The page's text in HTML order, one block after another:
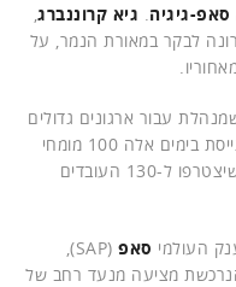
סאפ-גיגיה גיא קרוננברג
לבקר במאורת הנמר, על
עבור ארגונים גדולים
את פרופילי הגולשים שלהם. החברה מגייסת בימים אלה 100 מומחי
ביג דטה, מהנדסי תוכנה וראשי צוותים, שיצטרפו ל-130 העובדים
סאפ
(SAP),
מציעה מנעד רחב של